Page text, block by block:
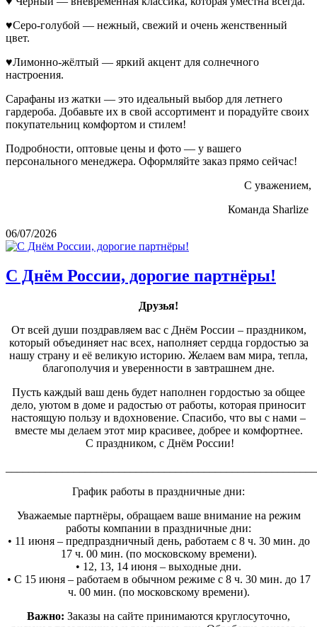
♥Серо-голубой — нежный, свежий и очень женственный
цвет.
♥Лимонно-жёлтый — яркий акцент для солнечного
настроения.
Сарафаны из жатки — это идеальный выбор для летнего
гардероба. Добавьте их в свой ассортимент и порадуйте своих
покупательниц комфортом и стилем!
Подробности, оптовые цены и фото — у вашего
персонального менеджера. Оформляйте заказ прямо сейчас!
С уважением,
Команда Sharlize
06/07/2026
С Днём России, дорогие партнёры!
Друзья!
От всей души поздравляем вас с Днём России – праздником,
который объединяет нас всех, наполняет сердца гордостью за
нашу страну и её великую историю. Желаем вам мира, тепла,
благополучия и уверенности в завтрашнем дне.
Пусть каждый ваш день будет наполнен гордостью за общее
дело, уютом в доме и радостью от работы, которая приносит
настоящую пользу и вдохновение. Спасибо, что вы с нами –
вместе мы делаем этот мир красивее, добрее и комфортнее.
С праздником, с Днём России!
График работы в праздничные дни:
Уважаемые партнёры, обращаем ваше внимание на режим
работы компании в праздничные дни:
• 11 июня – предпраздничный день, работаем с 8 ч. 30 мин. до
17 ч. 00 мин. (по московскому времени).
• 12, 13, 14 июня – выходные дни.
• С 15 июня – работаем в обычном режиме с 8 ч. 30 мин. до 17
ч. 00 мин. (по московскому времени).
Важно: Заказы на сайте принимаются круглосуточно,